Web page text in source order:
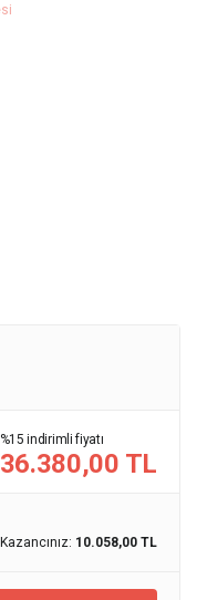
%15 indirimli fiyatı
36.380,00 TL
Kazancınız: 10.058,00 TL